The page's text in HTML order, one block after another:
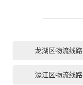
龙湖区物流线路
濠江区物流线路